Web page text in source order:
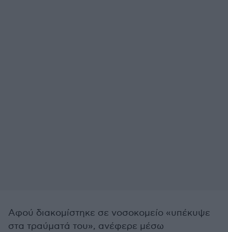
Αφού διακομίστηκε σε νοσοκομείο «υπέκυψε
στα τραύματά του», ανέφερε μέσω